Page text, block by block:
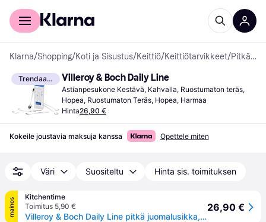
Kuluttajille
Klarna/Shopping/Koti ja Sisustus/Keittiö/Keittiötarvikkeet/ Pitkät Lusikat
Trendaava Villeroy & Boch Daily Line
Astianpesukone Kestävä, Kahvalla, Ruostumaton teräs,
Hopea, Ruostumaton Teräs, Hopea, Harmaa
Hinta26,90 €
Kokeile joustavia maksuja kanssa Opettele miten
Väri Suositeltu Hinta sis. toimituksen
mainos
Kitchentime
Toimitus 5,90 €
Villeroy & Boch Daily Line pitkä juomalusikka, 6-pakkaus 6-pakkaus
26,90 €